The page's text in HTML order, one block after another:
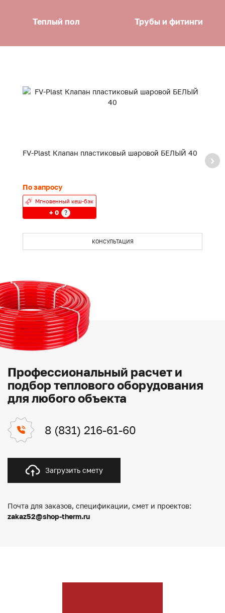
Теплый пол Трубы и фитинги
FV-Plast Клапан пластиковый шаровой БЕЛЫЙ 40
По запросу
Мгновенный кеш-бэк
+ 0 ?
КОНСУЛЬТАЦИЯ
Профессиональный расчет и
подбор теплового оборудования
для любого объекта
8 (831) 216-61-60
Загрузить смету
Почта для заказов, спецификации, смет и проектов:
zakaz52@shop-therm.ru